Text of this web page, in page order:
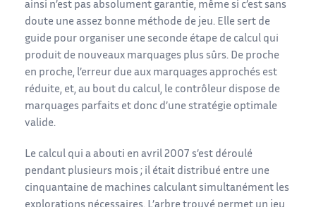
ainsi n’est pas absolument garantie, même si c’est sans
doute une assez bonne méthode de jeu. Elle sert de
guide pour organiser une seconde étape de calcul qui
produit de nouveaux marquages plus sûrs. De proche
en proche, l’erreur due aux marquages approchés est
réduite, et, au bout du calcul, le contrôleur dispose de
marquages parfaits et donc d’une stratégie optimale
valide.
Le calcul qui a abouti en avril 2007 s’est déroulé
pendant plusieurs mois ; il était distribué entre une
cinquantaine de machines calculant simultanément les